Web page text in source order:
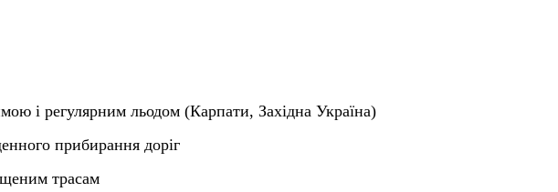
і регулярним льодом (Карпати, Західна Україна)
прибирання доріг
трасам